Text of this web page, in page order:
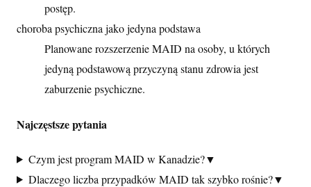
postęp.
choroba psychiczna jako jedyna podstawa
Planowane rozszerzenie MAID na osoby, u których
jedyną podstawową przyczyną stanu zdrowia jest
zaburzenie psychiczne.
Najczęstsze pytania
Czym jest program MAID w Kanadzie?▼
Dlaczego liczba przypadków MAID tak szybko rośnie?▼